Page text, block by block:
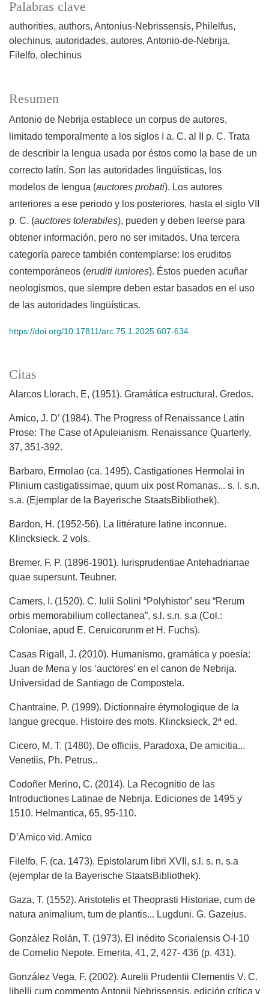
Palabras clave
authorities, authors, Antonius-Nebrissensis, Philelfus,
olechinus autoridades, autores, Antonio-de-Nebrija,
Filelfo, olechinus
Resumen
Antonio de Nebrija establece un corpus de autores,
limitado temporalmente a los siglos I a. C. al II p. C. Trata
de describir la lengua usada por éstos como la base de un
correcto latín. Son las autoridades lingüísticas, los
modelos de lengua (auctores probati). Los autores
anteriores a ese periodo y los posteriores, hasta el siglo VII
p. C. (auctores tolerabiles), pueden y deben leerse para
obtener información, pero no ser imitados. Una tercera
categoría parece también contemplarse: los eruditos
contemporáneos (eruditi iuniores). Éstos pueden acuñar
neologismos, que siempre deben estar basados en el uso
de las autoridades lingüísticas.
https://doi.org/10.17811/arc.75.1.2025.607-634
Citas
Alarcos Llorach, E, (1951). Gramática estructural. Gredos.
Amico, J. D’ (1984). The Progress of Renaissance Latin
Prose: The Case of Apuleianism. Renaissance Quarterly,
37, 351-392.
Barbaro, Ermolao (ca. 1495). Castigationes Hermolai in
Plinium castigatissimae, quum uix post Romanas... s. l. s.n.
s.a. (Ejemplar de la Bayerische StaatsBibliothek).
Bardon, H. (1952-56). La littérature latine inconnue.
Klincksieck. 2 vols.
Bremer, F. P. (1896-1901). Iurisprudentiae Antehadrianae
quae supersunt. Teubner.
Camers, I. (1520). C. Iulii Solini “Polyhistor” seu “Rerum
orbis memorabilium collectanea”, s.l. s.n. s.a (Col.:
Coloniae, apud E. Ceruicorunm et H. Fuchs).
Casas Rigall, J. (2010). Humanismo, gramática y poesía:
Juan de Mena y los ‘auctores’ en el canon de Nebrija.
Universidad de Santiago de Compostela.
Chantraine, P. (1999). Dictionnaire étymologique de la
langue grecque. Histoire des mots. Klincksieck, 2ª ed.
Cicero, M. T. (1480). De officiis, Paradoxa, De amicitia...
Venetiis, Ph. Petrus,.
Codoñer Merino, C. (2014). La Recognitio de las
Introductiones Latinae de Nebrija. Ediciones de 1495 y
1510. Helmantica, 65, 95-110.
D’Amico vid. Amico
Filelfo, F. (ca. 1473). Epistolarum libri XVII, s.l. s. n. s.a
(ejemplar de la Bayerische StaatsBibliothek).
Gaza, T. (1552). Aristotelis et Theoprasti Historiae, cum de
natura animalium, tum de plantis... Lugduni. G. Gazeius.
González Rolán, T. (1973). El inédito Scorialensis O-I-10
de Cornelio Nepote. Emerita, 41, 2, 427- 436 (p. 431).
González Vega, F. (2002). Aurelii Prudentii Clementis V. C.
libelli cum commento Antonii Nebrissensis, edición crítica y